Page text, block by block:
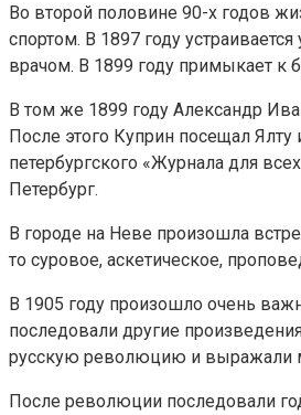
Во второй половине 90-х годов
спортом. В 1897 году
врачом. В 1899 году примыкает к
В том же 1899 году Александр
После этого Куприн посещал
петербургского «Журнала для
Петербург.
В городе на Неве произошла
то суровое, аскетическое,
В 1905 году произошло очень
последовали другие
русскую революцию и выражали
После революции последовали